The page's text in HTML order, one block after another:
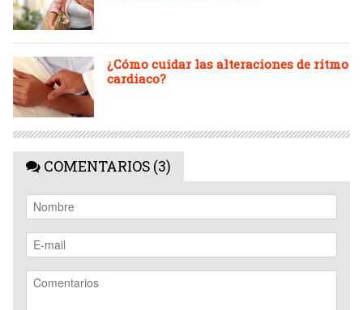
¿Cómo cuidar las alteraciones de ritmo
cardiaco?
COMENTARIOS (3)